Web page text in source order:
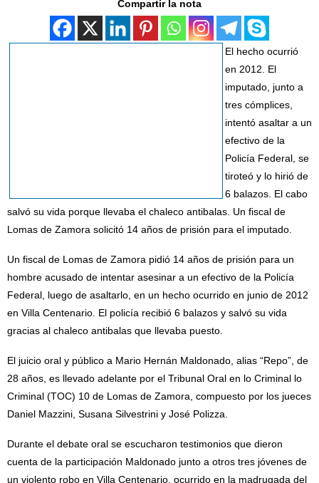
Compartir la nota
El hecho ocurrió
en 2012. El
imputado, junto a
tres cómplices,
intentó asaltar a un
efectivo de la
Policía Federal, se
tiroteó y lo hirió de
6 balazos. El cabo
salvó su vida porque llevaba el chaleco antibalas. Un fiscal de
Lomas de Zamora solicitó 14 años de prisión para el imputado.
Un fiscal de Lomas de Zamora pidió 14 años de prisión para un
hombre acusado de intentar asesinar a un efectivo de la Policía
Federal, luego de asaltarlo, en un hecho ocurrido en junio de 2012
en Villa Centenario. El policía recibió 6 balazos y salvó su vida
gracias al chaleco antibalas que llevaba puesto.
El juicio oral y público a Mario Hernán Maldonado, alias “Repo”, de
28 años, es llevado adelante por el Tribunal Oral en lo Criminal lo
Criminal (TOC) 10 de Lomas de Zamora, compuesto por los jueces
Daniel Mazzini, Susana Silvestrini y José Polizza.
Durante el debate oral se escucharon testimonios que dieron
cuenta de la participación Maldonado junto a otros tres jóvenes de
un violento robo en Villa Centenario, ocurrido en la madrugada del